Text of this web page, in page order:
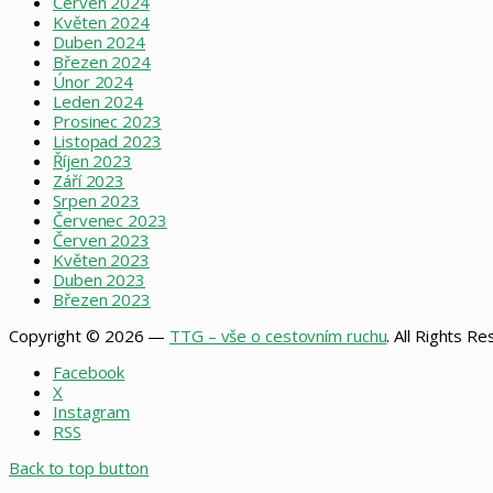
Květen 2024
Duben 2024
Březen 2024
Únor 2024
Leden 2024
Prosinec 2023
Listopad 2023
Říjen 2023
Září 2023
Srpen 2023
Červenec 2023
Červen 2023
Květen 2023
Duben 2023
Březen 2023
Copyright © 2026 — TTG – vše o cestovním ruchu. All Rights
Facebook
X
Instagram
RSS
Back to top button